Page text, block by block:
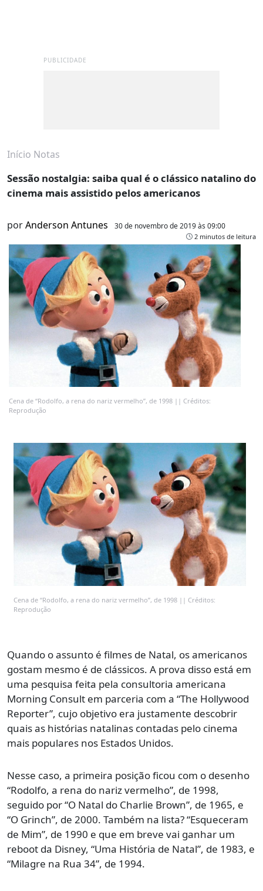
PUBLICIDADE
Início Notas
Sessão nostalgia: saiba qual é o clássico natalino do
cinema mais assistido pelos americanos
porAnderson Antunes 30 de novembro de 2019 às 09:00
2 minutos de leitura
Cena de “Rodolfo, a rena do nariz vermelho”, de 1998 || Créditos:
Reprodução
Cena de “Rodolfo, a rena do nariz vermelho”, de 1998 || Créditos:
Reprodução
Quando o assunto é filmes de Natal, os americanos
gostam mesmo é de clássicos. A prova disso está em
uma pesquisa feita pela consultoria americana
Morning Consult em parceria com a “The Hollywood
Reporter”, cujo objetivo era justamente descobrir
quais as histórias natalinas contadas pelo cinema
mais populares nos Estados Unidos.
Nesse caso, a primeira posição ficou com o desenho
“Rodolfo, a rena do nariz vermelho”, de 1998,
seguido por “O Natal do Charlie Brown”, de 1965, e
“O Grinch”, de 2000. Também na lista? “Esqueceram
de Mim”, de 1990 e que em breve vai ganhar um
reboot da Disney, “Uma História de Natal”, de 1983, e
“Milagre na Rua 34”, de 1994.